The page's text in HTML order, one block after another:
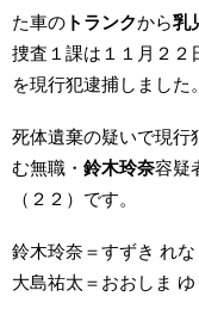
た車の トランクから乳
捜査１課は１１月２２
を現行犯逮捕しました。
死体遺棄の疑いで現行
む無職・ 鈴木玲奈容疑
（２２）です。
鈴木玲奈＝すずき れな
大島祐太＝おおしま ゆ